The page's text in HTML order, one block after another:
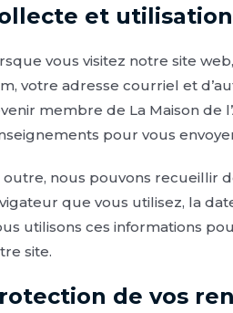
et
vous visitez notre site
votre adresse courriel et
membre de La Maison de
pour vous
outre, nous pouvons recueillir
que vous utilisez, la
utilisons ces informations
site.
de vos